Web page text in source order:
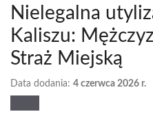
Nielegalna
Kaliszu:
Straż Miejską
Data dodania: 4 czerwca 2026 r.